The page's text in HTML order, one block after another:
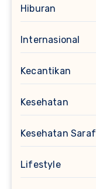
Hiburan
Internasional
Kecantikan
Kesehatan
Kesehatan Saraf
Lifestyle